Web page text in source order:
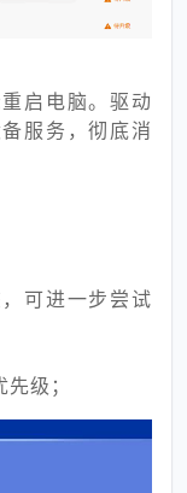
启电脑。驱动
服务，彻底消
可进一步尝试
级；